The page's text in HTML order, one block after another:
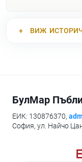
ВИЖ
БулМар
ЕИК: 130876370,
София, ул. Найчо